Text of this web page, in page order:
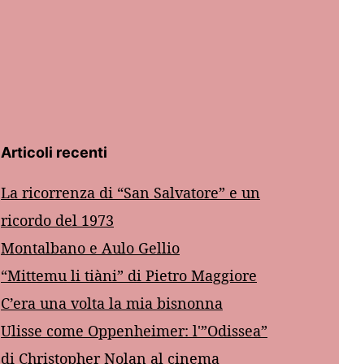
Articoli recenti
La ricorrenza di “San Salvatore” e un
ricordo del 1973
Montalbano e Aulo Gellio
“Mittemu li tiàni” di Pietro Maggiore
C’era una volta la mia bisnonna
Ulisse come Oppenheimer: l'”Odissea”
di Christopher Nolan al cinema